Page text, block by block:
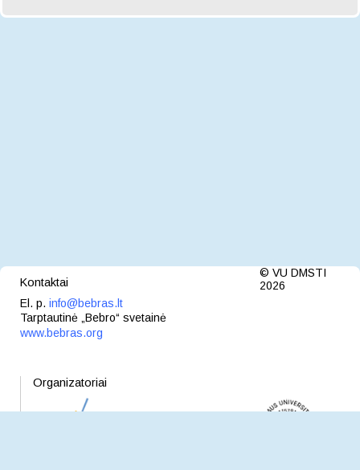
© VU DMSTI
2026
Kontaktai
El. p. info@bebras.lt
Tarptautinė „Bebro“ svetainė
www.bebras.org
Organizatoriai